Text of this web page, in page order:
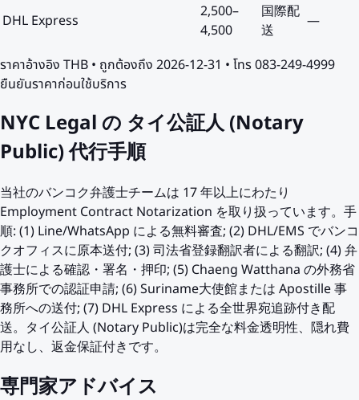
DHL Express 2,500–
4,500
国際配
送
—
ราคาอ้างอิง THB • ถูกต้องถึง 2026-12-31 • โทร 083-249-4999
ยืนยันราคาก่อนใช้บริการ
NYC Legal の タイ公証人 (Notary
Public) 代行手順
当社のバンコク弁護士チームは 17 年以上にわたり
Employment Contract Notarization を取り扱っています。手
順: (1) Line/WhatsApp による無料審査; (2) DHL/EMS でバンコ
クオフィスに原本送付; (3) 司法省登録翻訳者による翻訳; (4) 弁
護士による確認・署名・押印; (5) Chaeng Watthana の外務省
事務所での認証申請; (6) Suriname大使館または Apostille 事
務所への送付; (7) DHL Express による全世界宛追跡付き配
送。タイ公証人 (Notary Public)は完全な料金透明性、隠れ費
用なし、返金保証付きです。
専門家アドバイス